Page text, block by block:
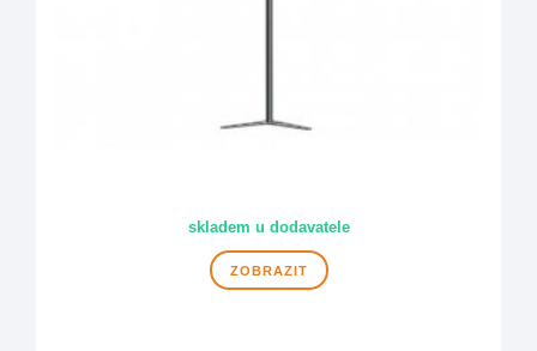
skladem u dodavatele
ZOBRAZIT